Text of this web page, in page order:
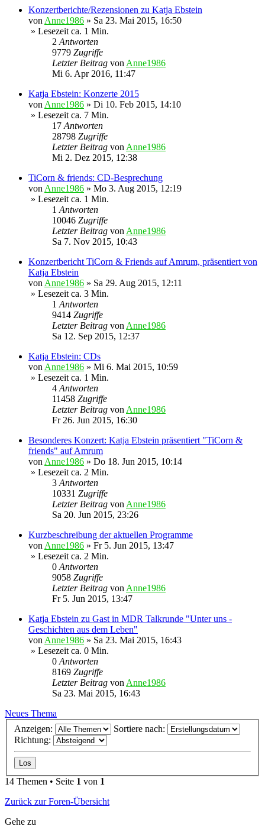
Konzertberichte/Rezensionen zu Katja Ebstein
vonAnne1986 » Sa 23. Mai 2015, 16:50
» Lesezeit ca. 1 Min.
2Antworten
9779 Zugriffe
Letzter Beitrag vonAnne1986
Mi 6. Apr 2016, 11:47
Katja Ebstein: Konzerte 2015
vonAnne1986 » Di 10. Feb 2015, 14:10
» Lesezeit ca. 7 Min.
17Antworten
28798 Zugriffe
Letzter Beitrag vonAnne1986
Mi 2. Dez 2015, 12:38
TiCorn & friends: CD-Besprechung
vonAnne1986 » Mo 3. Aug 2015, 12:19
» Lesezeit ca. 1 Min.
1Antworten
10046 Zugriffe
Letzter Beitrag vonAnne1986
Sa 7. Nov 2015, 10:43
Konzertbericht TiCorn & Friends auf Amrum, präsentiert von
Katja Ebstein
vonAnne1986 » Sa 29. Aug 2015, 12:11
» Lesezeit ca. 3 Min.
1Antworten
9414 Zugriffe
Letzter Beitrag vonAnne1986
Sa 12. Sep 2015, 12:37
Katja Ebstein: CDs
vonAnne1986 » Mi 6. Mai 2015, 10:59
» Lesezeit ca. 1 Min.
4Antworten
11458 Zugriffe
Letzter Beitrag vonAnne1986
Fr 26. Jun 2015, 16:30
Besonderes Konzert: Katja Ebstein präsentiert "TiCorn &
friends" auf Amrum
vonAnne1986 » Do 18. Jun 2015, 10:14
» Lesezeit ca. 2 Min.
3Antworten
10331 Zugriffe
Letzter Beitrag vonAnne1986
Sa 20. Jun 2015, 23:26
Kurzbeschreibung der aktuellen Programme
vonAnne1986 » Fr 5. Jun 2015, 13:47
» Lesezeit ca. 2 Min.
0Antworten
9058 Zugriffe
Letzter Beitrag vonAnne1986
Fr 5. Jun 2015, 13:47
Katja Ebstein zu Gast in MDR Talkrunde "Unter uns -
Geschichten aus dem Leben"
vonAnne1986 » Sa 23. Mai 2015, 16:43
» Lesezeit ca. 0 Min.
0Antworten
8169 Zugriffe
Letzter Beitrag vonAnne1986
Sa 23. Mai 2015, 16:43
Neues Thema
Anzeigen:
Sortiere nach:
Richtung:
14 Themen • Seite 1 von 1
Zurück zur Foren-Übersicht
Gehe zu